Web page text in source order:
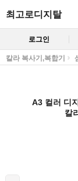
최고로디지탈
로그인
칼라 복사기,복합기
A3 컬러 디
칼